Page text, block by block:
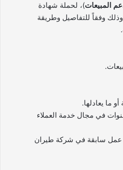
المبيعات)، لحملة شهادة
وذلك وفقاً للتفاصيل وطريقة
ما يعادلها.
لا تقل عن 3 سنوات في مجال خدمة العملاء
عمل سابقة في شركة طيران